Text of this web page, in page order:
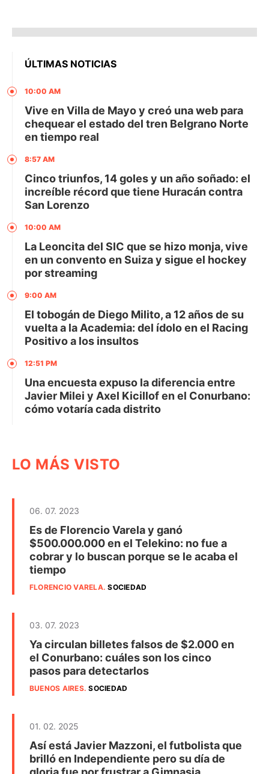
ÚLTIMAS NOTICIAS
10:00 AM
Vive en Villa de Mayo y creó una web para
chequear el estado del tren Belgrano Norte
en tiempo real
8:57 AM
Cinco triunfos, 14 goles y un año soñado: el
increíble récord que tiene Huracán contra
San Lorenzo
10:00 AM
La Leoncita del SIC que se hizo monja, vive
en un convento en Suiza y sigue el hockey
por streaming
9:00 AM
El tobogán de Diego Milito, a 12 años de su
vuelta a la Academia: del ídolo en el Racing
Positivo a los insultos
12:51 PM
Una encuesta expuso la diferencia entre
Javier Milei y Axel Kicillof en el Conurbano:
cómo votaría cada distrito
LO MÁS VISTO
06. 07. 2023
Es de Florencio Varela y ganó
$500.000.000 en el Telekino: no fue a
cobrar y lo buscan porque se le acaba el
tiempo
FLORENCIO VARELA.SOCIEDAD
03. 07. 2023
Ya circulan billetes falsos de $2.000 en
el Conurbano: cuáles son los cinco
pasos para detectarlos
BUENOS AIRES.SOCIEDAD
01. 02. 2025
Así está Javier Mazzoni, el futbolista que
brilló en Independiente pero su día de